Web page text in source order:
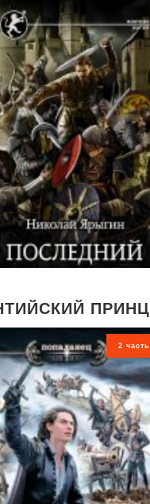
ПРИНЦ
2 часть